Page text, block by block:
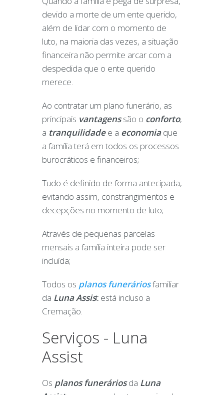
devido a morte de um ente querido,
além de lidar com o momento de
luto, na maioria das vezes, a situação
financeira não permite arcar com a
despedida que o ente querido
merece.
Ao contratar um plano funerário, as
principais vantagenssão o conforto,
a tranquilidadee a economiaque
a família terá em todos os processos
burocráticos e financeiros;
Tudo é definido de forma antecipada,
evitando assim, constrangimentos e
decepções no momento de luto;
Através de pequenas parcelas
mensais a família inteira pode ser
incluída;
Todos os planos funeráriosfamiliar
da Luna Assist está incluso a
Cremação.
Serviços - Luna
Assist
Os planos funeráriosda Luna